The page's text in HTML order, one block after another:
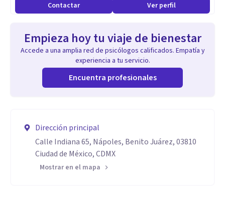
Contactar Ver perfil
Empieza hoy tu viaje de bienestar
Accede a una amplia red de psicólogos calificados. Empatía y
experiencia a tu servicio.
Encuentra profesionales
Dirección principal
Calle Indiana 65, Nápoles, Benito Juárez, 03810
Ciudad de México, CDMX
Mostrar en el mapa